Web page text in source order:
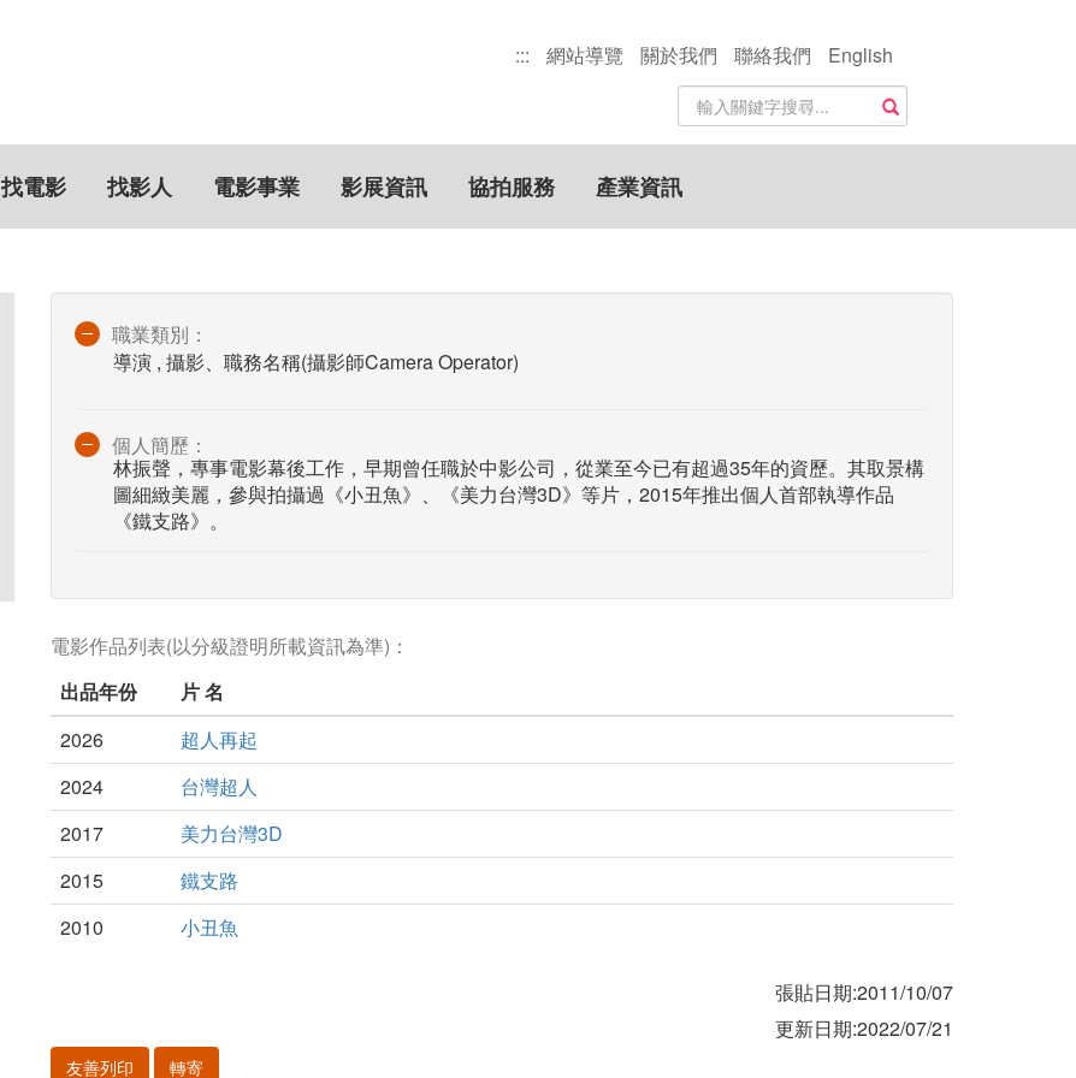
::: 網站導覽 關於我們 聯絡我們
English
站
內
搜
尋
關
鍵
搜尋
找電影 找影人 電影事業 影展資訊 協拍服務 產業資訊
職業類別：
導演 , 攝影、職務名稱(攝影師Camera Operator)
個人簡歷：
林振聲，專事電影幕後工作，早期曾任職於中影公司，從業至今已有超過35年的資歷。其取景構
圖細緻美麗，參與拍攝過《小丑魚》、《美力台灣3D》等片，2015年推出個人首部執導作品
《鐵支路》。
電影作品列表(以分級證明所載資訊為準)：
出品年份
片 名
2026
超人再起
2024
台灣超人
2017
美力台灣3D
2015
鐵支路
2010
小丑魚
張貼日期:2011/10/07
更新日期:2022/07/21
友善列印 轉寄